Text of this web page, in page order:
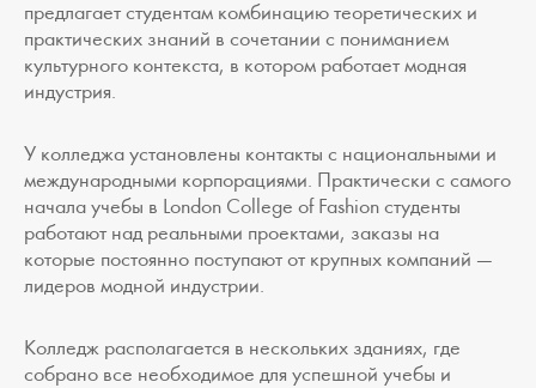
предлагает студентам комбинацию теоретических и
практических знаний в сочетании с пониманием
культурного контекста, в котором работает модная
индустрия.
У колледжа установлены контакты с национальными и
международными корпорациями. Практически с самого
начала учебы в London College of Fashion студенты
работают над реальными проектами, заказы на
которые постоянно поступают от крупных компаний —
лидеров модной индустрии.
Колледж располагается в нескольких зданиях, где
собрано все необходимое для успешной учебы и